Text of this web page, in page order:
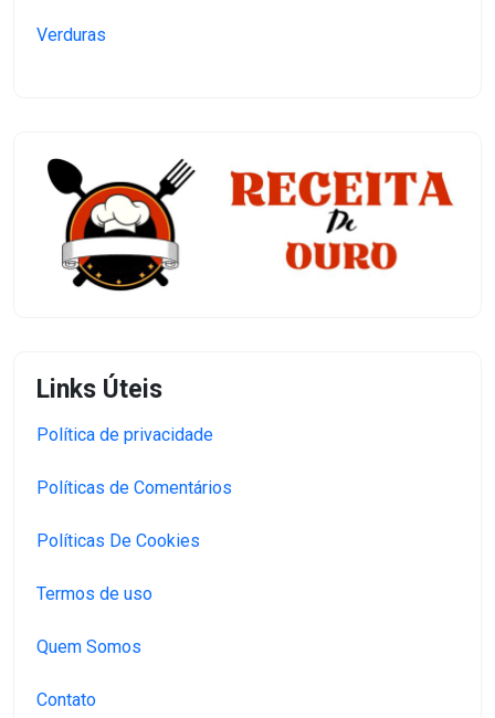
Verduras
Links Úteis
Política de privacidade
Políticas de Comentários
Políticas De Cookies
Termos de uso
Quem Somos
Contato